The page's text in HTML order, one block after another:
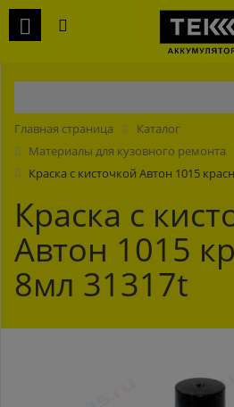
Главная страница
Каталог
Материалы для кузовного ремонта
Краска с кисточкой Автон 1015
Краска с
Автон 1015
8мл 31317t